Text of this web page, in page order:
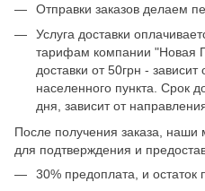
Отправки заказов делаем
Услуга доставки
тарифам компании "Новая
доставки от 50грн -
населенного пункта. Срок
дня, зависит от
После получения заказа,
для подтверждения и
30% предоплата, и остаток